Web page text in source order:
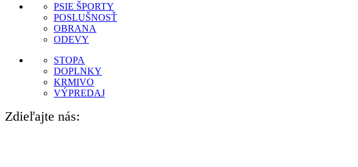
PSIE ŠPORTY
POSLUŠNOSŤ
OBRANA
ODEVY
STOPA
DOPLNKY
KRMIVO
VÝPREDAJ
Zdieľajte nás: